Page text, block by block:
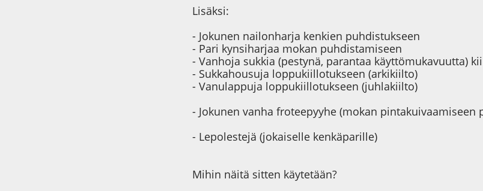
Lisäksi:
- Jokunen nailonharja kenkien puhdistukseen
- Pari kynsiharjaa mokan puhdistamiseen
- Vanhoja sukkia (pestynä, parantaa käyttömukavuutta)
- Sukkahousuja loppukiillotukseen (arkikiilto)
- Vanulappuja loppukiillotukseen (juhlakiilto)
- Jokunen vanha froteepyyhe (mokan pintakuivaamiseen
- Lepolestejä (jokaiselle kenkäparille)
Mihin näitä sitten käytetään?